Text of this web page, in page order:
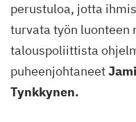
perustuloa, jotta
turvata työn luonteen
talouspoliittista
puheenjohtaneet
Tynkkynen.